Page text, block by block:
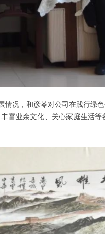
况，和彦苓对公司在践行绿
富业余文化、关心家庭生活